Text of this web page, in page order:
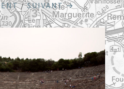
/SUIVANT →